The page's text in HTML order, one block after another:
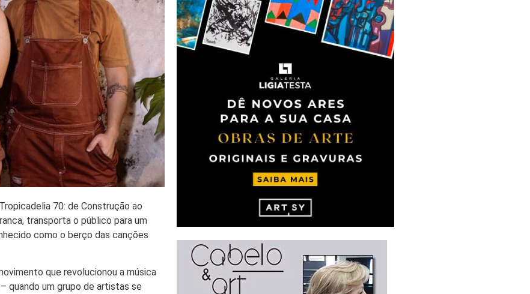
70: de Construção ao
transporta o público para um
como o berço das canções
que revolucionou a música
quando um grupo de artistas se